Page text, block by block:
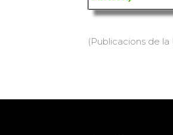
(Publicacions de la